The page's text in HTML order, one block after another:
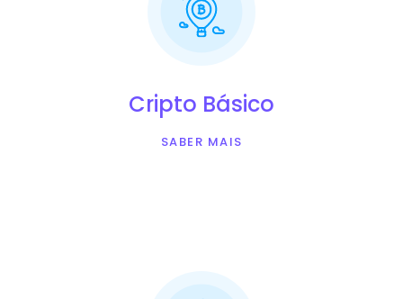
Cripto Básico
SABER MAIS